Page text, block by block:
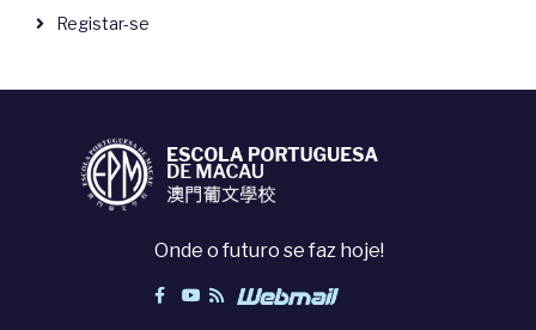
Registar-se
Onde o futuro se faz hoje!